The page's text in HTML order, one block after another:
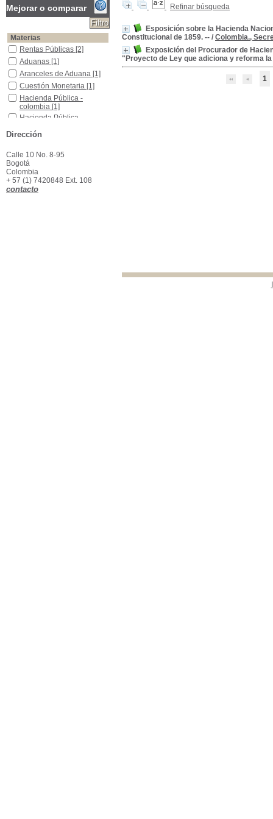
Refinar búsqueda
Esposición sobre la Hacienda
Constitucional de 1859. -- / Colombia.,
Exposición del Procurador de
"Proyecto de Ley que adiciona y reforma
1
Mejorar o comparar
Materias
Rentas Públicas
Rentas Públicas [2]
Aduanas
Aduanas [1]
Aranceles de Aduana
Aranceles de Aduana [1]
Cuestión Monetaria
Cuestión Monetaria [1]
Hacienda Pública -colombia
Hacienda Pública -
colombia [1]
Hacienda Pública -Colombia -Informes
Hacienda Pública -
Memorias -Colombia -Secretaría de Hacienda
Memorias -Colombia -
[1]
Dirección
Calle 10 No. 8-95
Bogotá
Colombia
+ 57 (1) 7420848 Ext. 108
contacto